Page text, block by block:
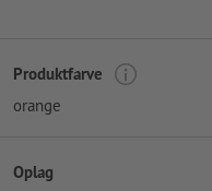
Produktfarve
orange
Oplag